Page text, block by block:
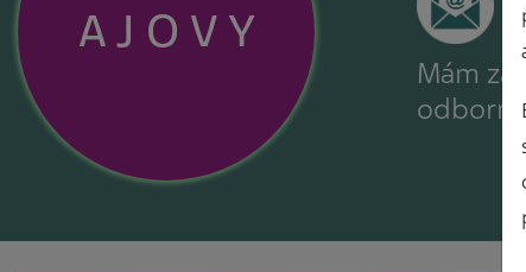
AJ O V Y
Mám